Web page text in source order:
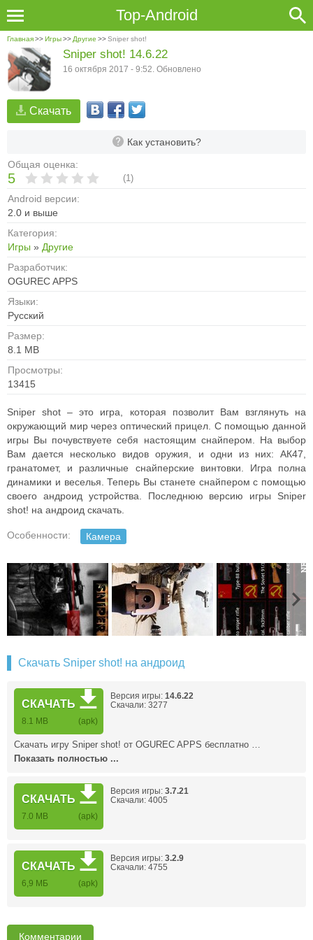
Top-Android
Главная>>Игры>> Другие >>Sniper shot!
Скачать
Как установить?
Общая оценка:
5 (1)
Android версии:
2.0 и выше
Категория:
Игры » Другие
Разработчик:
OGUREC APPS
Языки:
Русский
Размер:
8.1 MB
Просмотры:
13415
Sniper shot! 14.6.22
16 октября 2017 - 9:52. Обновлено
Sniper shot – это игра, которая позволит Вам взглянуть на
окружающий мир через оптический прицел. С помощью данной
игры Вы почувствуете себя настоящим снайпером. На выбор
Вам дается несколько видов оружия, и одни из них: АК47,
гранатомет, и различные снайперские винтовки. Игра полна
динамики и веселья. Теперь Вы станете снайпером с помощью
своего андроид устройства. Последнюю версию игры Sniper
shot! на андроид скачать.
Особенности: Камера
Скачать Sniper shot! на андроид
СКАЧАТЬ
8.1 MB (apk)
Версия игры: 14.6.22
Скачали: 3277
Скачать игру Sniper shot! от OGUREC APPS бесплатно …
Показать полностью ...
СКАЧАТЬ
7.0 MB (apk)
Версия игры: 3.7.21
Скачали: 4005
СКАЧАТЬ
6,9 MБ (apk)
Версия игры: 3.2.9
Скачали: 4755
Комментарии